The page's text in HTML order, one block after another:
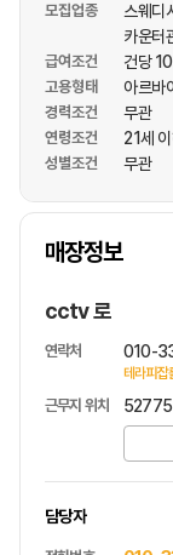
모집업종 스웨디
카운터
급여조건 건당
고용형태 아르바
경력조건 무관
연령조건 21세
성별조건 무관
매장정보
상호명
cctv 로
연락처 010-
테라피잡
근무지 위치 52775
담당자